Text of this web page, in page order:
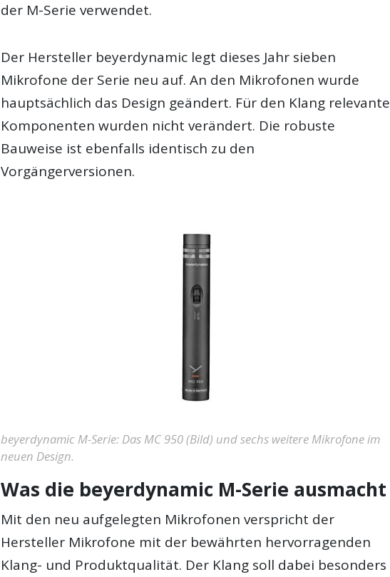
der M-Serie verwendet.
Der Hersteller beyerdynamic legt dieses Jahr sieben
Mikrofone der Serie neu auf. An den Mikrofonen wurde
hauptsächlich das Design geändert. Für den Klang relevante
Komponenten wurden nicht verändert. Die robuste
Bauweise ist ebenfalls identisch zu den
Vorgängerversionen.
beyerdynamic M-Serie: Das MC 950 (Bild) und sechs weitere Mikrofone im
neuen Design.
Was die beyerdynamic M-Serie ausmacht
Mit den neu aufgelegten Mikrofonen verspricht der
Hersteller Mikrofone mit der bewährten hervorragenden
Klang- und Produktqualität. Der Klang soll dabei besonders